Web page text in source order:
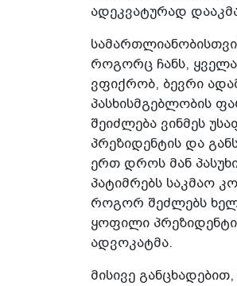
ადეკვატურად
როგორც ჩანს,
ვფიქრობ, ბევრი
პასხისმგებლობის
შეიძლება ვინმეს
პრეზიდენტის და
ერთ დროს მან
პატიმრებს საკმაო
როგორ შეძლებს
ყოფილი
ადვოკატმა.
მისივე